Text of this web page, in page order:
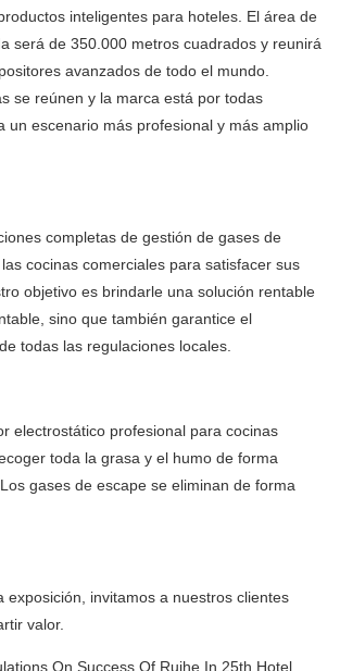
inteligentes para hoteles. El área de
será de 350.000 metros cuadrados y reunirá
avanzados de todo el mundo.
se reúnen y la marca está por todas
un escenario más profesional y más amplio
completas de gestión de gases de
cocinas comerciales para satisfacer sus
objetivo es brindarle una solución rentable
sino que también garantice el
todas las regulaciones locales.
electrostático profesional para cocinas
toda la grasa y el humo de forma
gases de escape se eliminan de forma
exposición, invitamos a nuestros clientes
valor.